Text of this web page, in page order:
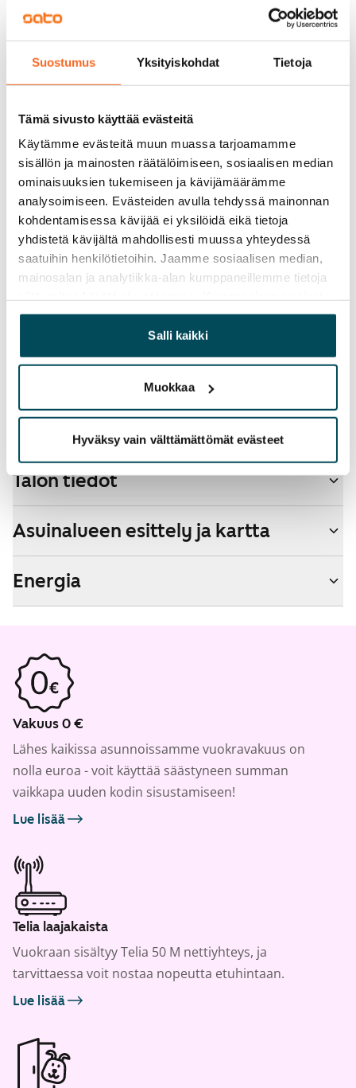
Suostumus Yksityiskohdat Tietoja
Tämä sivusto käyttää evästeitä
Käytämme evästeitä muun muassa tarjoamamme
sisällön ja mainosten räätälöimiseen, sosiaalisen median
ominaisuuksien tukemiseen ja kävijämäärämme
analysoimiseen. Evästeiden avulla tehdyssä mainonnan
kohdentamisessa kävijää ei yksilöidä eikä tietoja
yhdistetä kävijältä mahdollisesti muussa yhteydessä
saatuihin henkilötietoihin. Jaamme sosiaalisen median,
mainosalan ja analytiikka-alan kumppaneillemme tietoja
yhdistää näitä tietoja muihin tietoihin, joita olet antanut
heille tai joita on kerätty, kun olet käyttänyt heidän
palvelujaan.
Salli kaikki
Muokkaa
Hyväksy vain välttämättömät evästeet
Kotivakuutus
Vesimaksu
27 €/hlö/kk
Sähkömaksu
Vuokralainen solmii itse sähkösopimuksen.
Laajakaista
Vuokraan sisältyy 50 M laajakaistaliittymä. Voit hankkia
lisänopeutta etuhintaan ottamalla yhteyttä
operaattoriin Telia.
Kyllä
Ei
Talon tiedot
Asuinalueen esittely ja kartta
Energia
Vakuus 0 €
Lähes kaikissa asunnoissamme vuokravakuus on
nolla euroa - voit käyttää säästyneen summan
vaikkapa uuden kodin sisustamiseen!
Lue lisää
Telia laajakaista
Vuokraan sisältyy Telia 50 M nettiyhteys, ja
tarvittaessa voit nostaa nopeutta etuhintaan.
Lue lisää